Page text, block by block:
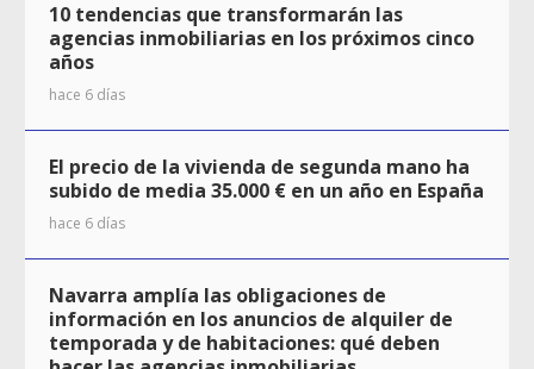
10 tendencias que transformarán las
agencias inmobiliarias en los próximos cinco
años
hace 6 días
El precio de la vivienda de segunda mano ha
subido de media 35.000 € en un año en España
hace 6 días
Navarra amplía las obligaciones de
información en los anuncios de alquiler de
temporada y de habitaciones: qué deben